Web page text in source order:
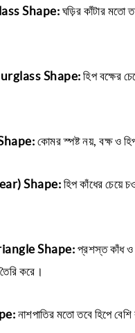
Shape: ঘড়ির কাঁটার মতো
Shape: হিপ বক্ষের
কোমর স্পষ্ট নয়, বক্ষ ও
Shape: হিপ কাঁধের চেয়ে
Shape: প্রশস্ত কাঁধ ও
করে।
নাশপাতির মতো তবে হিপে